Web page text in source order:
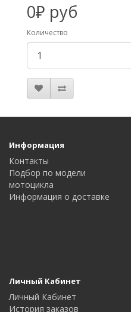
0₽ руб
Количество
Информация
Контакты
Подбор по модели
мотоцикла
Информация о доставке
Личный Кабинет
Личный Кабинет
История заказов